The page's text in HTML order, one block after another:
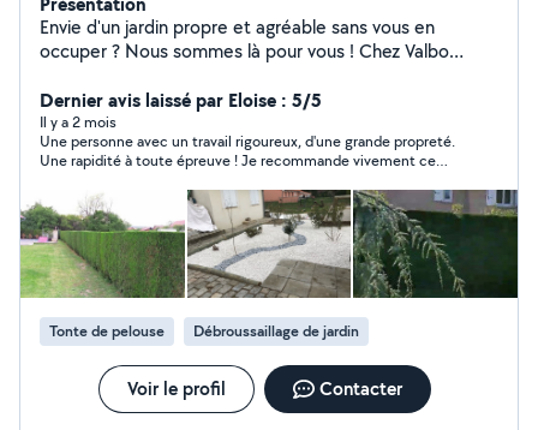
Envie d'un jardin propre et agréable sans vous en
occuper ? Nous sommes là pour vous ! Chez Valbo
avec sérieux et bonne humeur : tonte, taille de haies,
débroussaillage, désherbage, plantations, remise en
état, home-sitting et bien plus encore. Nous accordons
une grande importance à la qualité du travail, à la
ponctualité et à la satisfaction de nos clients.
Intervention dans le bassin lyonnais et les alentours.
Devis gratuit.
Dernier avis laissé par Eloise : 5/5
Il y a 2 mois
Une personne avec un travail rigoureux, d'une grande propreté.
Une rapidité à toute épreuve ! Je recommande vivement ce
un vrai havre de paix. Pour ma part il sera mon paysagiste attitré
annuelle! Merci encore pour votre travail !
Tonte de pelouse Débroussaillage de jardin
Voir le profil Contacter